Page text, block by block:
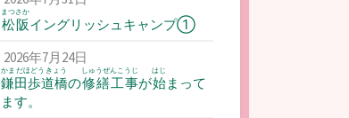
松阪
まつさか
イングリッシュキャンプ①
2026年7月24日
鎌田歩道橋
かまだほどうきょう
の修繕工事
しゅうぜんこうじ
が始
はじ
まって
ます。